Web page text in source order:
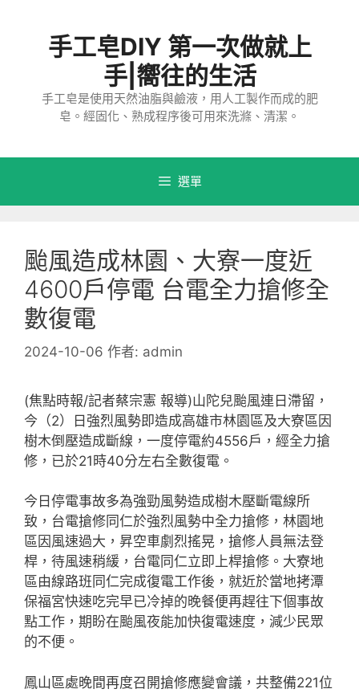
手工皂DIY 第一次做就上
手|嚮往的生活
手工皂是使用天然油脂與鹼液，用人工製作而成的肥
皂。經固化、熟成程序後可用來洗滌、清潔。
選單
颱風造成林園、大寮一度近
4600戶停電 台電全力搶修全
數復電
2024-10-06 作者: admin
(焦點時報/記者蔡宗憲 報導)山陀兒颱風連日滯留，
今（2）日強烈風勢即造成高雄市林園區及大寮區因
樹木倒壓造成斷線，一度停電約4556戶，經全力搶
修，已於21時40分左右全數復電。
今日停電事故多為強勁風勢造成樹木壓斷電線所
致，台電搶修同仁於強烈風勢中全力搶修，林園地
區因風速過大，昇空車劇烈搖晃，搶修人員無法登
桿，待風速稍緩，台電同仁立即上桿搶修。大寮地
區由線路班同仁完成復電工作後，就近於當地拷潭
保福宮快速吃完早已冷掉的晚餐便再趕往下個事故
點工作，期盼在颱風夜能加快復電速度，減少民眾
的不便。
鳳山區處晚間再度召開搶修應變會議，共整備221位